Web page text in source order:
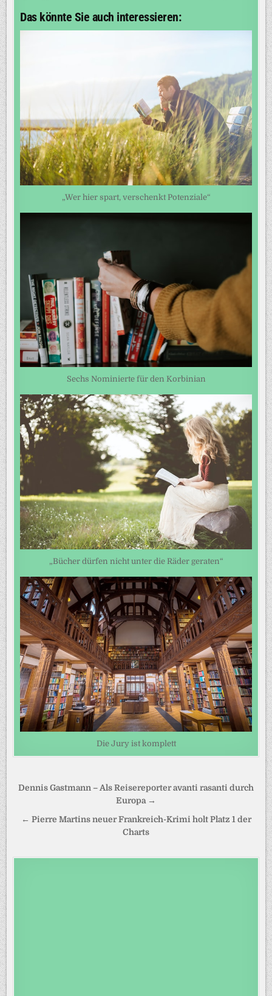
Das könnte Sie auch interessieren:
„Wer hier spart, verschenkt Potenziale“
Sechs Nominierte für den Korbinian
„Bücher dürfen nicht unter die Räder geraten“
Die Jury ist komplett
Beitragsnavigation
Dennis Gastmann – Als Reisereporter avanti rasanti durch
Europa →
← Pierre Martins neuer Frankreich-Krimi holt Platz 1 der
Charts